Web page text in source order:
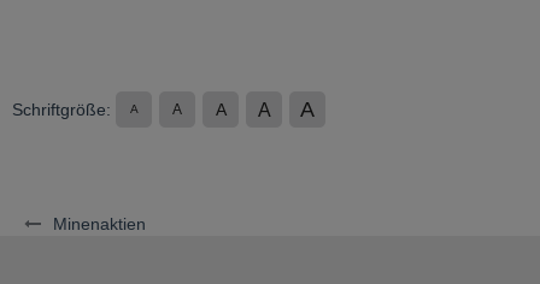
Minenaktien
Schriftgröße: A A A A A